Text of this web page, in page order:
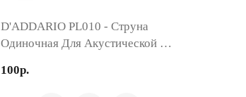
D'ADDARIO PL010 - Струна
Одиночная Для Акустической И
100р.